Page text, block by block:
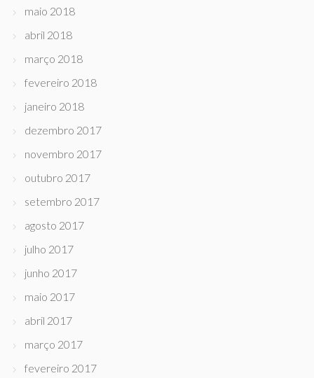
maio 2018
abril 2018
março 2018
fevereiro 2018
janeiro 2018
dezembro 2017
novembro 2017
outubro 2017
setembro 2017
agosto 2017
julho 2017
junho 2017
maio 2017
abril 2017
março 2017
fevereiro 2017